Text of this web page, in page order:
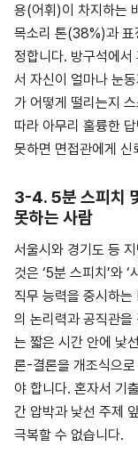
용(어휘)이 차지하는
목소리 톤(38%)과 표
정합니다. 방구석에서
서 자신이 얼마나 눈
가 어떻게 떨리는지
따라 아무리 훌륭한
못하면 면접관에게 신
3-4. 5분 스피치
못하는 사람
서울시와 경기도 등
것은 ‘5분 스피치’와
직무 능력을 중시하
의 논리력과 공직관
는 짧은 시간 안에 낯
론-결론을 개조식으
야 합니다. 혼자서 기
간 압박과 낯선 주제
극복할 수 없습니다.